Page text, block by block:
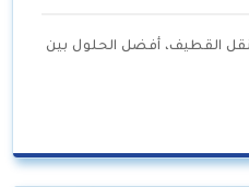
القطيف، أفضل الحلول بين